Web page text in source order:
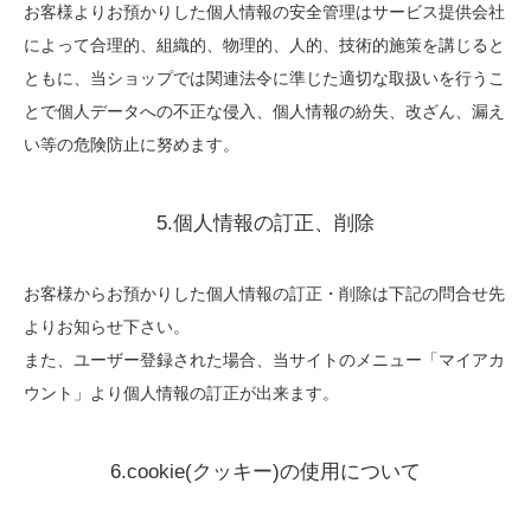
お客様よりお預かりした個人情報の安全管理はサービス提供会社
によって合理的、組織的、物理的、人的、技術的施策を講じると
ともに、当ショップでは関連法令に準じた適切な取扱いを行うこ
とで個人データへの不正な侵入、個人情報の紛失、改ざん、漏え
い等の危険防止に努めます。
5.個人情報の訂正、削除
お客様からお預かりした個人情報の訂正・削除は下記の問合せ先
よりお知らせ下さい。
また、ユーザー登録された場合、当サイトのメニュー「マイアカ
ウント」より個人情報の訂正が出来ます。
6.cookie(クッキー)の使用について